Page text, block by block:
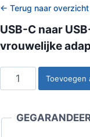
← Terug naar overzicht
USB-C naar
vrouwelijke
USB-
C
USB-
Toevoegen